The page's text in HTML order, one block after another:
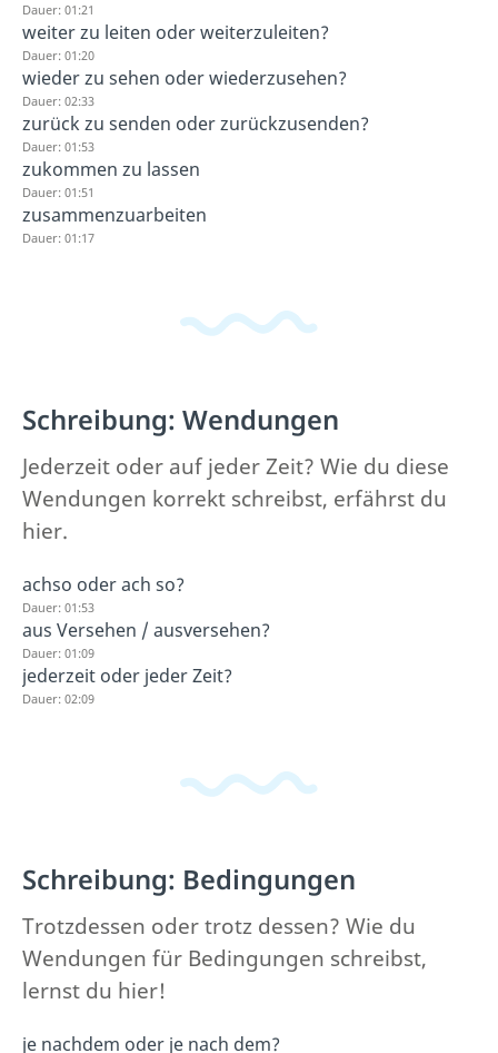
Dauer: 01:21
weiter zu leiten oder weiterzuleiten?
Dauer: 01:20
wieder zu sehen oder wiederzusehen?
Dauer: 02:33
zurück zu senden oder zurückzusenden?
Dauer: 01:53
zukommen zu lassen
Dauer: 01:51
zusammenzuarbeiten
Dauer: 01:17
Schreibung: Wendungen
Jederzeit oder auf jeder Zeit? Wie du diese
Wendungen korrekt schreibst, erfährst du
hier.
achso oder ach so?
Dauer: 01:53
aus Versehen / ausversehen?
Dauer: 01:09
jederzeit oder jeder Zeit?
Dauer: 02:09
Schreibung: Bedingungen
Trotzdessen oder trotz dessen? Wie du
Wendungen für Bedingungen schreibst,
lernst du hier!
je nachdem oder je nach dem?